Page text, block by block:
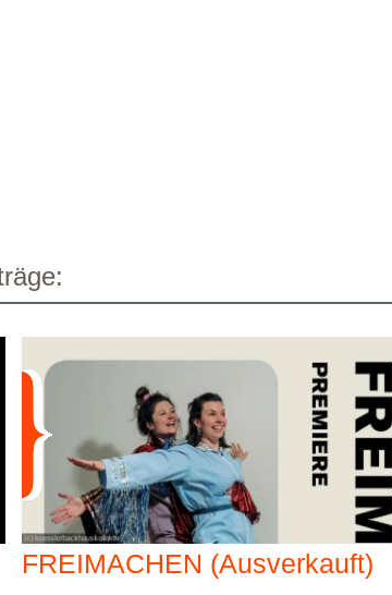
FREIMACHEN (Ausverkauft)